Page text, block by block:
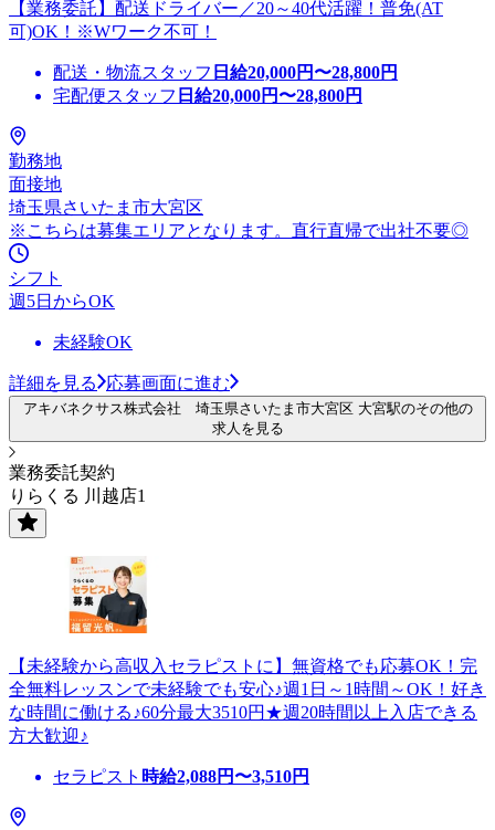
【業務委託】配送ドライバー／20～40代活躍！普免(AT
可)OK！※Wワーク不可！
配送・物流スタッフ 日給20,000円〜28,800円
宅配便スタッフ 日給20,000円〜28,800円
勤務地
面接地
埼玉県さいたま市大宮区
※こちらは募集エリアとなります。直行直帰で出社不要◎
シフト
週5日からOK
未経験OK
詳細を見る 応募画面に進む
アキバネクサス株式会社 埼玉県さいたま市大宮区 大宮駅のその他の
求人を見る
業務委託契約
りらくる 川越店1
【未経験から高収入セラピストに】無資格でも応募OK！完
全無料レッスンで未経験でも安心♪週1日～1時間～OK！好き
な時間に働ける♪60分最大3510円★週20時間以上入店できる
方大歓迎♪
セラピスト 時給2,088円〜3,510円